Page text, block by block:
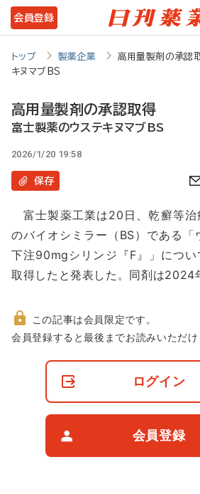
メ
イ
テ
ツ
に
動
会員登録
トップ 製薬企業
高用量製剤の承
キヌマブBS
高用量製剤の承認取得
富士製薬のウステキヌマブBS
2026/1/20 19:58
保存
富士製薬工業は20日、乾癬等治
のバイオシミラー（BS）である「
下注90mgシリンジ『F』」につ
取得したと発表した。同剤は
非
この記事は会員限定です。
会員登録すると最後までお読みいただけ
ログイン
会員登録